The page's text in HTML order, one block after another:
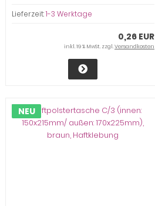
Lieferzeit:1-3 Werktage
0,26 EUR
inkl. 19 % MwSt. zzgl.Versandkosten
NEU